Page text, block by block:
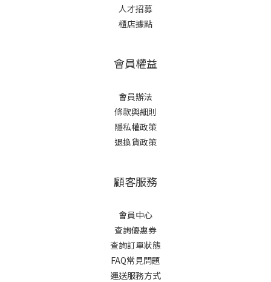
人才招募
櫃店據點
會員權益
會員辦法
條款與細則
隱私權政策
退換貨政策
顧客服務
會員中心
查詢優惠券
查詢訂單狀態
FAQ常見問題
運送服務方式